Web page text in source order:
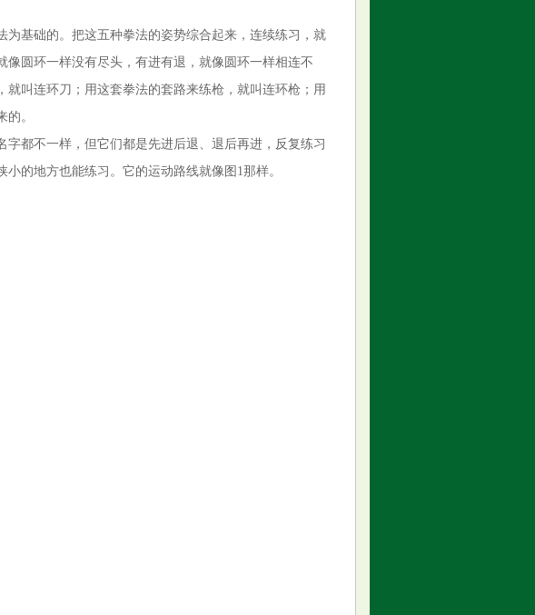
基础的。把这五种拳法的姿势综合起来，连续练习，就
圆环一样没有尽头，有进有退，就像圆环一样相连不
叫连环刀；用这套拳法的套路来练枪，就叫连环枪；用
。
都不一样，但它们都是先进后退、退后再进，反复练习
的地方也能练习。它的运动路线就像图1那样。